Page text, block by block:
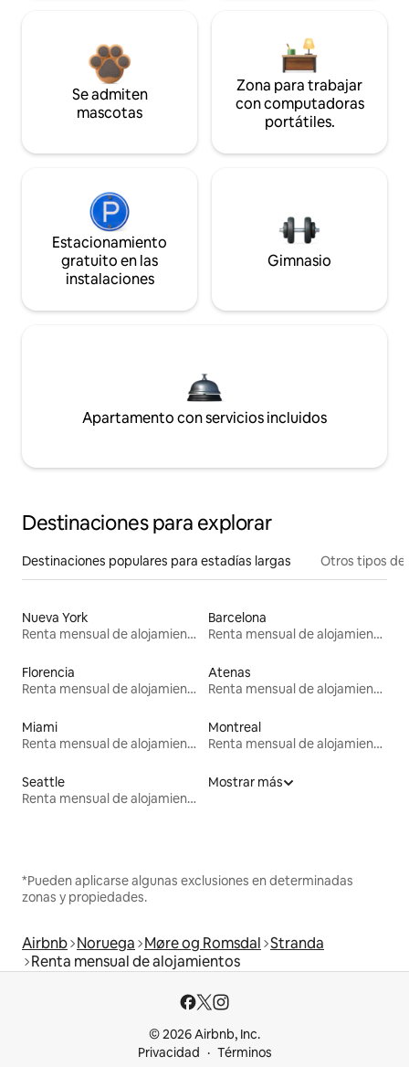
Se admiten
mascotas
Zona para trabajar
con computadoras
portátiles.
Estacionamiento
gratuito en las
instalaciones
Gimnasio
Apartamento con servicios incluidos
Destinaciones para explorar
Destinaciones populares para estadías largas Otros tipos de
Nueva York
Renta mensual de alojamientos
Barcelona
Renta mensual de alojamientos
Florencia
Renta mensual de alojamientos
Atenas
Renta mensual de alojamientos
Miami
Renta mensual de alojamientos
Montreal
Renta mensual de alojamientos
Seattle
Renta mensual de alojamientos
Mostrar más
*Pueden aplicarse algunas exclusiones en determinadas
zonas y propiedades.
Airbnb Noruega Møre og Romsdal Stranda
Renta mensual de alojamientos
© 2026 Airbnb, Inc.
Privacidad
Términos